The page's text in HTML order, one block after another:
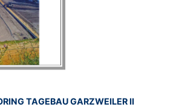
TAGEBAU GARZWEILER II